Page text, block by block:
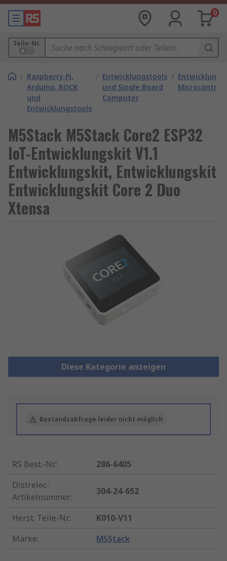
0
Teile-Nr.
/ Raspberry Pi,
Arduino, ROCK
und
Entwicklungstools
/ Entwicklungstools
und Single Board
Computer
/
M5Stack M5Stack Core2 ESP32
IoT-Entwicklungskit V1.1
Entwicklungskit, Entwicklungskit
Entwicklungskit Core 2 Duo
Xtensa
Diese Kategorie anzeigen
Bestandsabfrage leider nicht möglich
RS Best.-Nr.:
286-6405
Distrelec-
Artikelnummer:
304-24-652
Herst. Teile-Nr.:
K010-V11
Marke: M5Stack